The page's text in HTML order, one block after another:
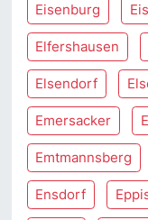
Eisenburg
Elfershausen
Elsendorf
Emersacker
Emtmannsberg
Ensdorf